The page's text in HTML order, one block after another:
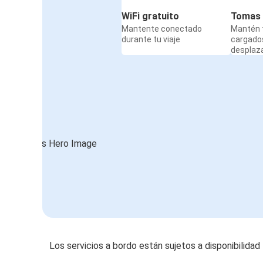
WiFi gratuito
Mantente conectado
durante tu viaje
Mantén
Los servicios a bordo están sujetos a disponibilidad